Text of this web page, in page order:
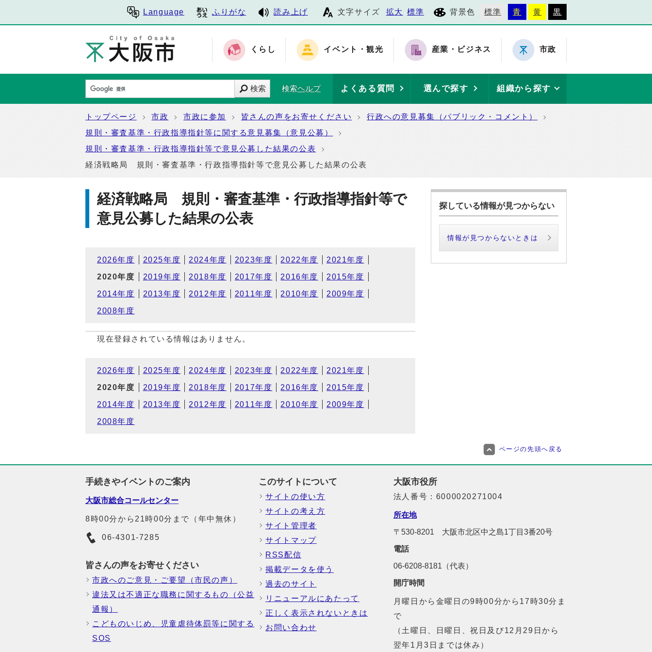
Language ふりがな 読み上げ 文字サイズ 拡大 標準 背景色 標準 青 黄 黒
くらし イベント・観光 産業・ビジネス 市政
検索 検索ヘルプ よくある質問 選んで探す 組織から探す
トップページ 市政 市政に参加 皆さんの声をお寄せください
行政への意見募集（パブリック・コメント）
規則・審査基準・行政指導指針等に関する意見募集（意見公募）
規則・審査基準・行政指導指針等で意見公募した結果の公表
経済戦略局 規則・審査基準・行政指導指針等で意見公募した結果の公表
経済戦略局 規則・審査基準・行政指導指針等で
意見公募した結果の公表
2026年度 2025年度 2024年度 2023年度 2022年度 2021年度
2020年度 2019年度 2018年度 2017年度 2016年度 2015年度
2014年度 2013年度 2012年度 2011年度 2010年度 2009年度
2008年度
現在登録されている情報はありません。
2026年度 2025年度 2024年度 2023年度 2022年度 2021年度
2020年度 2019年度 2018年度 2017年度 2016年度 2015年度
2014年度 2013年度 2012年度 2011年度 2010年度 2009年度
2008年度
探している情報が見つからない
情報が見つからないときは
ページの先頭へ戻る
手続きやイベントのご案内
大阪市総合コールセンター
8時00分から21時00分まで（年中無休）
06-4301-7285
皆さんの声をお寄せください
市政へのご意見・ご要望（市民の声）
違法又は不適正な職務に関するもの（公益
通報）
こどものいじめ、児童虐待体罰等に関する
SOS
このサイトについて
サイトの使い方
サイトの考え方
サイト管理者
サイトマップ
RSS配信
掲載データを使う
過去のサイト
リニューアルにあたって
正しく表示されないときは
お問い合わせ
大阪市役所
法人番号：6000020271004
所在地
〒530-8201 大阪市北区中之島1丁目3番20号
電話
06-6208-8181（代表）
開庁時間
月曜日から金曜日の9時00分から17時30分ま
で
（土曜日、日曜日、祝日及び12月29日から
翌年1月3日までは休み）